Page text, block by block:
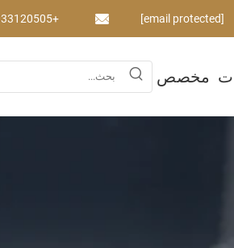
+86-13933120505 [email protected]
مخصص